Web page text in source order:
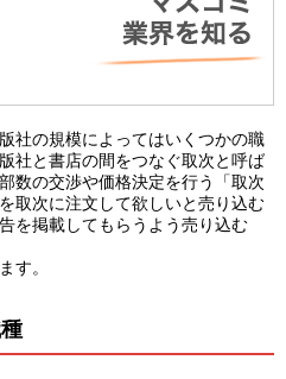
社の規模によってはいくつかの職
社と書店の間をつなぐ取次と呼ば
数の交渉や価格決定を行う「取次
取次に注文して欲しいと売り込む
を掲載してもらうよう売り込む
す。